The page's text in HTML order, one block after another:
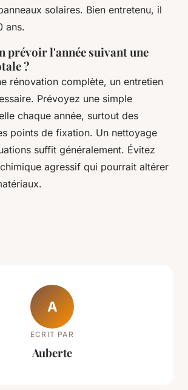
solaires. Bien entretenu, il
ans.
prévoir l'année suivant une
?
rénovation complète, un entretien
Prévoyez une simple
chaque année, surtout des
points de fixation. Un nettoyage
suffit généralement. Évitez
agressif qui pourrait altérer
A
ECRIT PAR
Auberte